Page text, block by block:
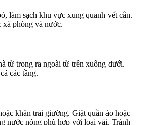
làm sạch khu vực xung quanh vết cắn.
xà phòng và nước.
từ trong ra ngoài từ trên xuống dưới.
các tầng.
khăn trải giường. Giặt quần áo hoặc
nước nóng phù hợp với loại vải. Tránh